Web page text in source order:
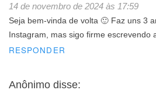
14 de novembro de 2024 às 17:59
Seja bem-vinda de volta 🙂 Faz uns 3
Instagram, mas sigo firme escrevendo
RESPONDER
Anônimo disse: